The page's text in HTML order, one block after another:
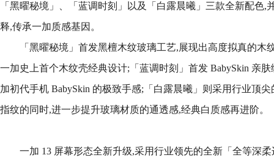
「黑曜秘境」、「蓝调时刻」以及「白露晨曦」三款全新配色,
释,传承一加质感基因。
「黑曜秘境」首发黑檀木纹玻璃工艺,展现出高度拟真的木
一加史上首个木纹壳经典设计;「蓝调时刻」首发 BabySkin 亲
加初代手机 BabySkin 的极致手感;「白露晨曦」则采用行业顶
指纹的同时,进一步提升玻璃材质的通透感,经典白质感再进阶。
一加 13 屏幕形态全新升级,采用行业领先的全新「全等深